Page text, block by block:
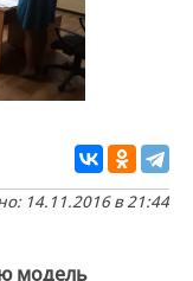
14.11.2016 в 21:44
модель